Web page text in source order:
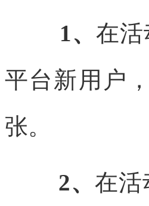
1、 在
平台新用户
张。
2、在活